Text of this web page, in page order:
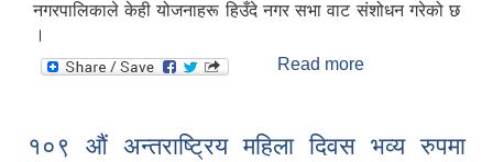
नगरपालिकाले केही योजनाहरू हिउँदे नगर सभा वाट संशोधन गरेको छ
।
Read more
सम्पन्न ।
१०९ औं अन्तराष्ट्रिय महिला दिवस भव्य रुपमा